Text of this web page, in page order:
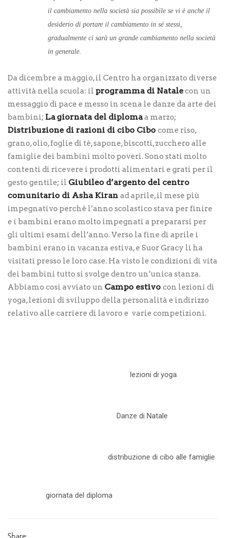
il cambiamento nella società sia possibile se vi è anche il
desiderio di portare il cambiamento in sé stessi,
gradualmente ci sarà un grande cambiamento nella società
in generale.
Da dicembre a maggio, il Centro ha organizzato diverse
attività nella scuola: il programma di Natalecon un
messaggio di pace e messo in scena le danze da arte dei
bambini; La giornata del diplomaa marzo;
Distribuzione di razioni di cibo Cibo come riso,
grano, olio, foglie di tè, sapone, biscotti, zucchero alle
famiglie dei bambini molto poveri. Sono stati molto
contenti di ricevere i prodotti alimentari e grati per il
gesto gentile; il Giubileo d’argento del centro
comunitario di Asha Kiran ad aprile, il mese più
impegnativo perché l’anno scolastico stava per finire
e i bambini erano molto impegnati a prepararsi per
gli ultimi esami dell’anno. Verso la fine di aprile i
bambini erano in vacanza estiva, e Suor Gracy li ha
visitati presso le loro case. Ha visto le condizioni di vita
dei bambini tutto si svolge dentro un’unica stanza.
Abbiamo così avviato un Campo estivo con lezioni di
yoga, lezioni di sviluppo della personalità e indirizzo
relativo alle carriere di lavoro e varie competizioni.
lezioni di yoga
Danze di Natale
distribuzione di cibo alle famiglie
giornata del diploma